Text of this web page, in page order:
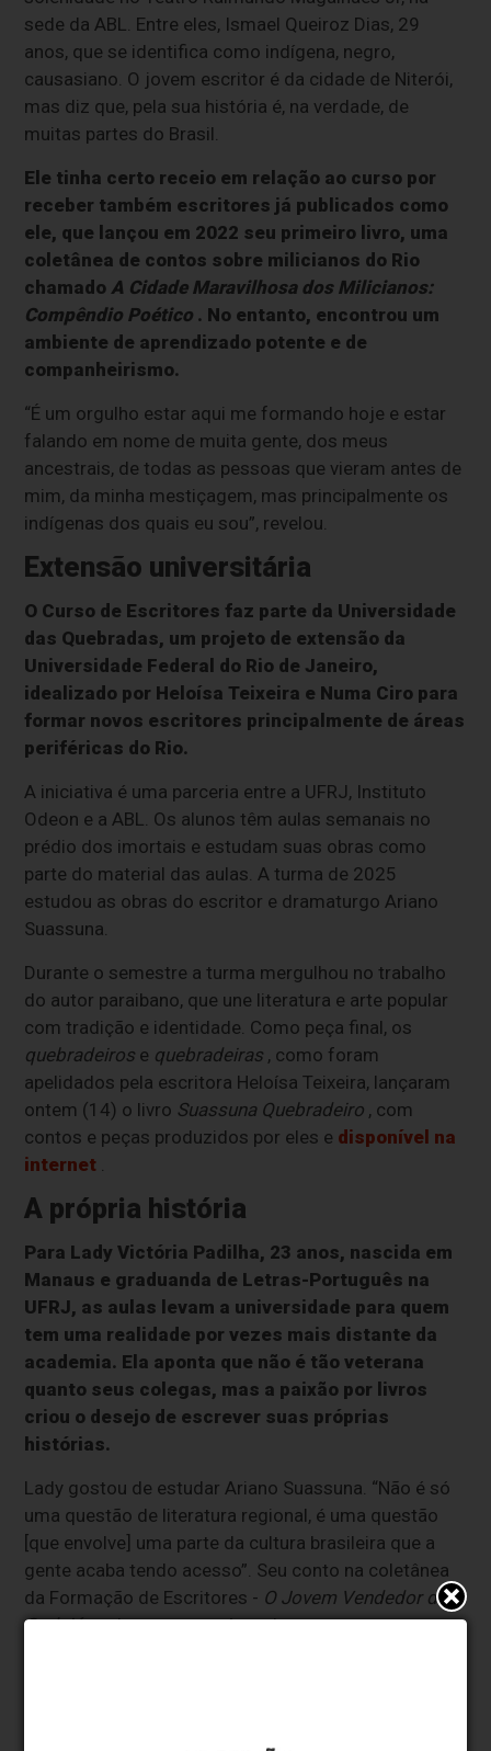
sede da ABL. Entre eles, Ismael Queiroz Dias, 29
anos, que se identifica como indígena, negro,
causasiano. O jovem escritor é da cidade de Niterói,
mas diz que, pela sua história é, na verdade, de
muitas partes do Brasil.
Ele tinha certo receio em relação ao curso por
receber também escritores já publicados como
ele, que lançou em 2022 seu primeiro livro, uma
coletânea de contos sobre milicianos do Rio
chamadoA Cidade Maravilhosa dos Milicianos:
Compêndio Poético . No entanto, encontrou um
ambiente de aprendizado potente e de
companheirismo.
“É um orgulho estar aqui me formando hoje e estar
falando em nome de muita gente, dos meus
ancestrais, de todas as pessoas que vieram antes de
mim, da minha mestiçagem, mas principalmente os
indígenas dos quais eu sou”, revelou.
Extensão universitária
O Curso de Escritores faz parte da Universidade
das Quebradas, um projeto de extensão da
Universidade Federal do Rio de Janeiro,
idealizado por Heloísa Teixeira e Numa Ciro para
formar novos escritores principalmente de áreas
periféricas do Rio.
A iniciativa é uma parceria entre a UFRJ, Instituto
Odeon e a ABL. Os alunos têm aulas semanais no
prédio dos imortais e estudam suas obras como
parte do material das aulas. A turma de 2025
estudou as obras do escritor e dramaturgo Ariano
Suassuna.
Durante o semestre a turma mergulhou no trabalho
do autor paraibano, que une literatura e arte popular
com tradição e identidade. Como peça final, os
quebradeiros e quebradeiras , como foram
apelidados pela escritora Heloísa Teixeira, lançaram
ontem (14) o livro Suassuna Quebradeiro , com
contos e peças produzidos por eles e disponível na
internet .
A própria história
Para Lady Victória Padilha, 23 anos, nascida em
Manaus e graduanda de Letras-Português na
UFRJ, as aulas levam a universidade para quem
tem uma realidade por vezes mais distante da
academia. Ela aponta que não é tão veterana
quanto seus colegas, mas a paixão por livros
criou o desejo de escrever suas próprias
histórias.
Lady gostou de estudar Ariano Suassuna. “Não é só
uma questão de literatura regional, é uma questão
[que envolve] uma parte da cultura brasileira que a
gente acaba tendo acesso”. Seu conto na coletânea
da Formação de Escritores - O Jovem Vendedor de
Codajás- abraça suas raízes do norte.